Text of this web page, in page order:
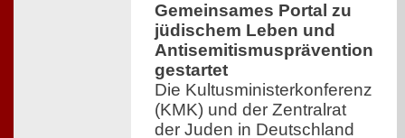
Gemeinsames Portal zu
jüdischem Leben und
Antisemitismusprävention
gestartet
Die Kultusministerkonferenz
(KMK) und der Zentralrat
der Juden in Deutschland